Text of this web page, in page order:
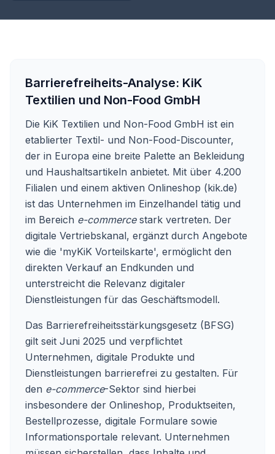
Barrierefreiheits-Analyse: KiK
Textilien und Non-Food GmbH
Die KiK Textilien und Non-Food GmbH ist ein
etablierter Textil- und Non-Food-Discounter,
der in Europa eine breite Palette an Bekleidung
und Haushaltsartikeln anbietet. Mit über 4.200
Filialen und einem aktiven Onlineshop (kik.de)
ist das Unternehmen im Einzelhandel tätig und
im Bereich e-commercestark vertreten. Der
digitale Vertriebskanal, ergänzt durch Angebote
wie die 'myKiK Vorteilskarte', ermöglicht den
direkten Verkauf an Endkunden und
unterstreicht die Relevanz digitaler
Dienstleistungen für das Geschäftsmodell.
Das Barrierefreiheitsstärkungsgesetz (BFSG)
gilt seit Juni 2025 und verpflichtet
Unternehmen, digitale Produkte und
Dienstleistungen barrierefrei zu gestalten. Für
den e-commerce-Sektor sind hierbei
insbesondere der Onlineshop, Produktseiten,
Bestellprozesse, digitale Formulare sowie
Informationsportale relevant. Unternehmen